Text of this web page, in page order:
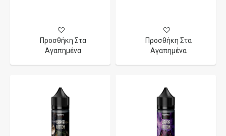
Προσθήκη Στα
Αγαπημένα
Προσθήκη Στα
Αγαπημένα